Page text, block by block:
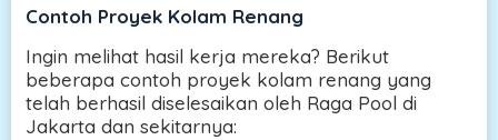
Contoh Proyek Kolam Renang
Ingin melihat hasil kerja mereka? Berikut
beberapa contoh proyek kolam renang yang
telah berhasil diselesaikan oleh Raga Pool di
Jakarta dan sekitarnya: